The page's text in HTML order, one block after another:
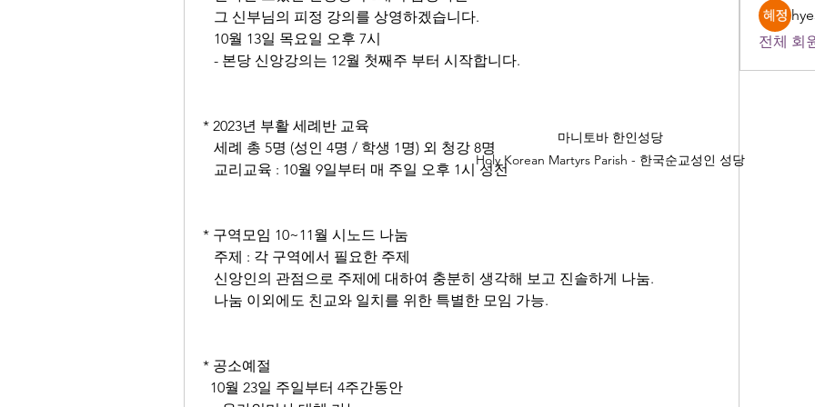
   그 신부님의 피정 강의를 상영하겠습니다.
   10월 13일 목요일 오후 7시
   - 본당 신앙강의는 12월 첫째주 부터 시작합니다.
* 2023년 부활 세례반 교육
   세례 총 5명 (성인 4명 / 학생 1명) 외 청강 8명
   교리교육 : 10월 9일부터 매 주일 오후 1시 성전
* 구역모임 10~11월 시노드 나눔
   주제 : 각 구역에서 필요한 주제
   신앙인의 관점으로 주제에 대하여 충분히 생각해 보고 진솔하게 나눔.
   나눔 이외에도 친교와 일치를 위한 특별한 모임 가능.
* 공소예절
  10월 23일 주일부터 4주간동안
전체 회
마니토바 한인성당
Holy Korean Martyrs Parish - 한국순교성인 성당